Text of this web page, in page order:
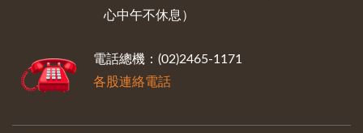
心中午不休息）
電話總機：(02)2465-1171
各股連絡電話